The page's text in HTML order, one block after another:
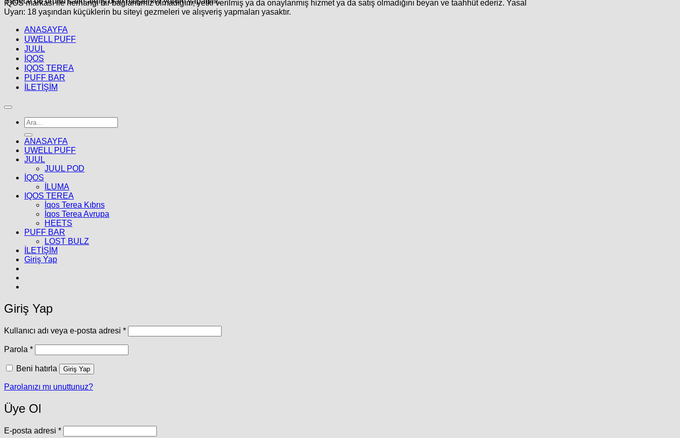
IQOS markası ile herhangi bir bağlantımız olmadığını, yetki verilmiş ya da onaylanmış hizmet ya da satış olmadığını beyan ve taahhüt ederiz. Yasal
Uyarı: 18 yaşından küçüklerin bu siteyi gezmeleri ve alışveriş yapmaları yasaktır.
ANASAYFA
UWELL PUFF
JUUL
İQOS
IQOS TEREA
PUFF BAR
İLETİŞİM
Ara:
ANASAYFA
UWELL PUFF
JUUL
JUUL POD
İQOS
İLUMA
IQOS TEREA
İqos Terea Kıbrıs
İqos Terea Avrupa
HEETS
PUFF BAR
LOST BULZ
İLETİŞİM
Giriş Yap
Giriş Yap
Kullanıcı adı veya e-posta adresi *Gerekli
Parola *Gerekli
Beni hatırla Giriş Yap
Parolanızı mı unuttunuz?
Üye Ol
E-posta adresi *Gerekli